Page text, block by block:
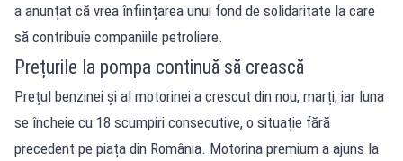
a anunțat că vrea înființarea unui fond de solidaritate la care
să contribuie companiile petroliere.
Prețurile la pompa continuă să crească
Prețul benzinei și al motorinei a crescut din nou, marți, iar luna
se încheie cu 18 scumpiri consecutive, o situație fără
precedent pe piața din România. Motorina premium a ajuns la